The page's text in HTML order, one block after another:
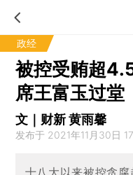
政经
被控受贿超
席王富玉过堂
文｜财新 黄雨馨
发布于 2021年11月30日